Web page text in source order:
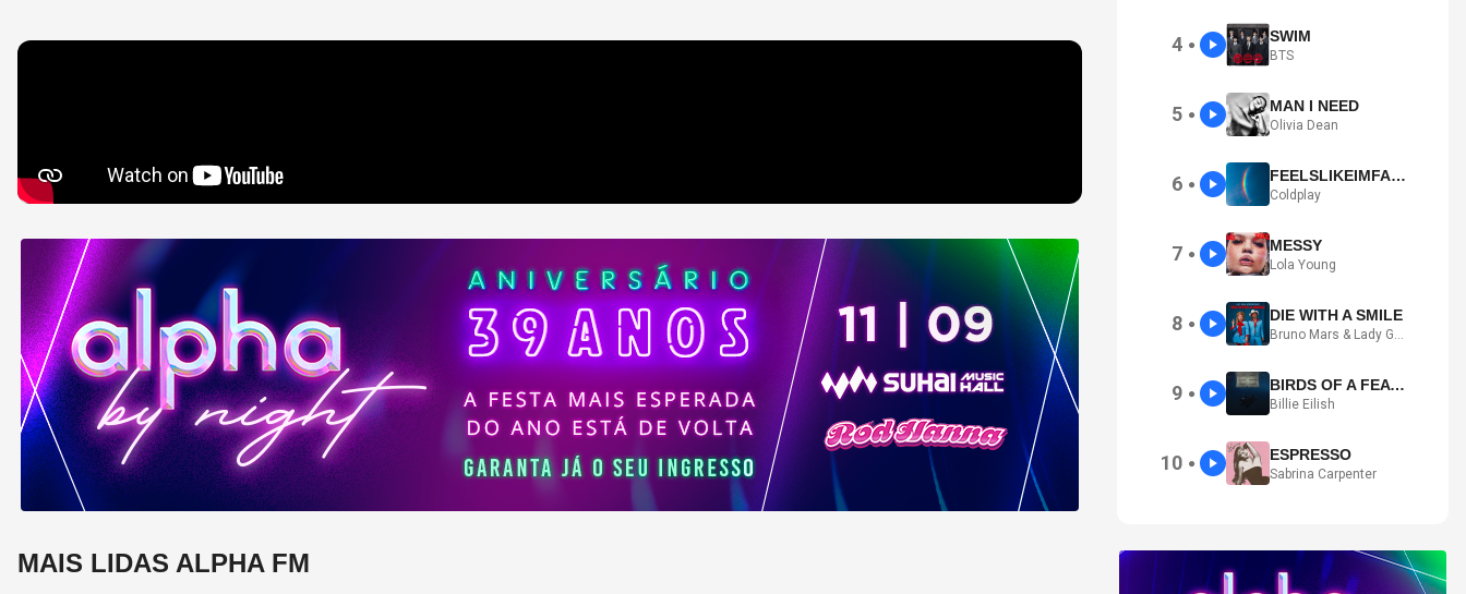
MAIS LIDAS ALPHA FM
4 ● SWIM
BTS
5 ● MAN I NEED
Olivia Dean
6 ● FEELSLIKEIMFALLINGINLOVE
Coldplay
7 ● MESSY
Lola Young
8 ● DIE WITH A SMILE
Bruno Mars & Lady Gaga
9 ● BIRDS OF A FEATHER
Billie Eilish
10 ● ESPRESSO
Sabrina Carpenter